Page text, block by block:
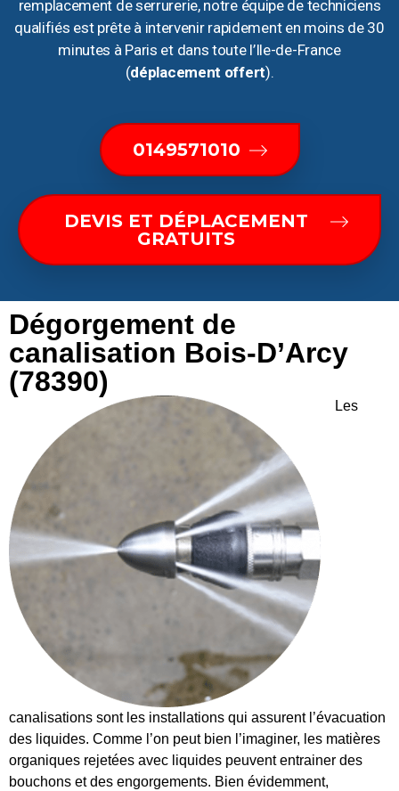
remplacement de serrurerie, notre équipe de techniciens
qualifiés est prête à intervenir rapidement en moins de 30
minutes à Paris et dans toute l’Ile-de-France
(déplacement offert).
0149571010
DEVIS ET DÉPLACEMENT
GRATUITS
Dégorgement de
canalisation Bois-D’Arcy
(78390)
Les
canalisations sont les installations qui assurent l’évacuation
des liquides. Comme l’on peut bien l’imaginer, les matières
organiques rejetées avec liquides peuvent entrainer des
bouchons et des engorgements. Bien évidemment,